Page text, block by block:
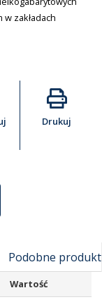
zakładach
Drukuj
Podobne
Wartość